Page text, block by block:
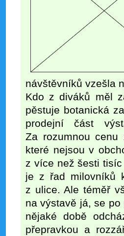
návštěvníků vzešla
Kdo z diváků měl
pěstuje botanická
prodejní část
Za rozumnou
které nejsou v
z více než šesti
je z řad milovníků
z ulice. Ale téměř
na výstavě já, se
nějaké době
přepravkou a